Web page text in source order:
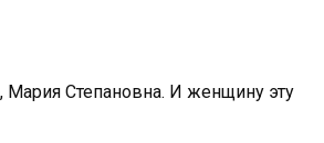
Мария Степановна. И женщину эту